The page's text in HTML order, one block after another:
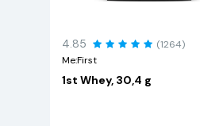
4.85
(1264)
Me:First
1st Whey, 30,4 g